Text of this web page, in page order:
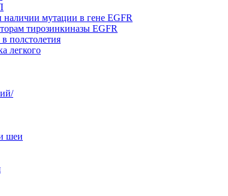
наличии мутации в гене EGFR
тирозинкиназы EGFR
полстолетия
легкого
шеи